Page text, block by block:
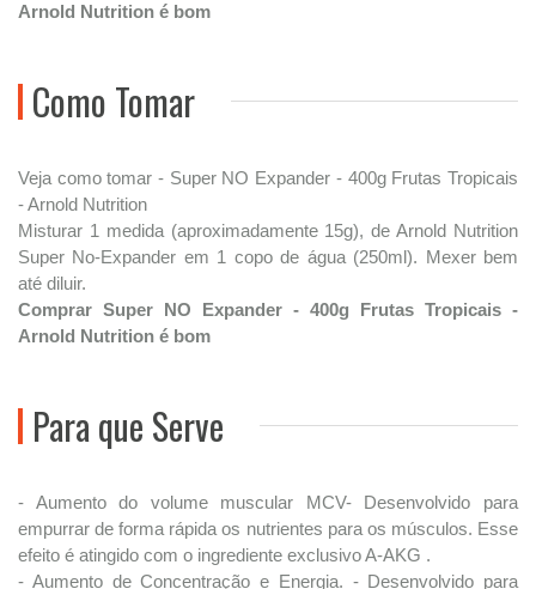
Arnold Nutrition é bom
Como Tomar
Veja como tomar - Super NO Expander - 400g Frutas Tropicais
- Arnold Nutrition
Misturar 1 medida (aproximadamente 15g), de Arnold Nutrition
Super No-Expander em 1 copo de água (250ml). Mexer bem
até diluir.
Comprar Super NO Expander - 400g Frutas Tropicais -
Arnold Nutrition é bom
Para que Serve
- Aumento do volume muscular MCV- Desenvolvido para
empurrar de forma rápida os nutrientes para os músculos. Esse
efeito é atingido com o ingrediente exclusivo A-AKG .
- Aumento de Concentração e Energia. - Desenvolvido para